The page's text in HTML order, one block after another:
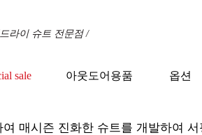
라이 슈트 전문점 /
sale
아웃도어용품 옵션
매시즌 진화한 슈트를 개발하여